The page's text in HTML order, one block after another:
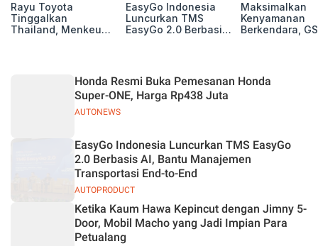
Rayu Toyota
Tinggalkan
Thailand, Menkeu
Basis Produksi
EasyGo Indonesia
Luncurkan TMS
EasyGo 2.0 Berbasis
Maksimalkan
Kenyamanan
Berkendara,
2026
AUTONEWS
Honda Resmi Buka Pemesanan Honda
Super-ONE, Harga Rp438 Juta
AUTOPRODUCT
EasyGo Indonesia Luncurkan TMS EasyGo
2.0 Berbasis AI, Bantu Manajemen
Transportasi End-to-End
Ketika Kaum Hawa Kepincut dengan Jimny 5-
Door, Mobil Macho yang Jadi Impian Para
Petualang